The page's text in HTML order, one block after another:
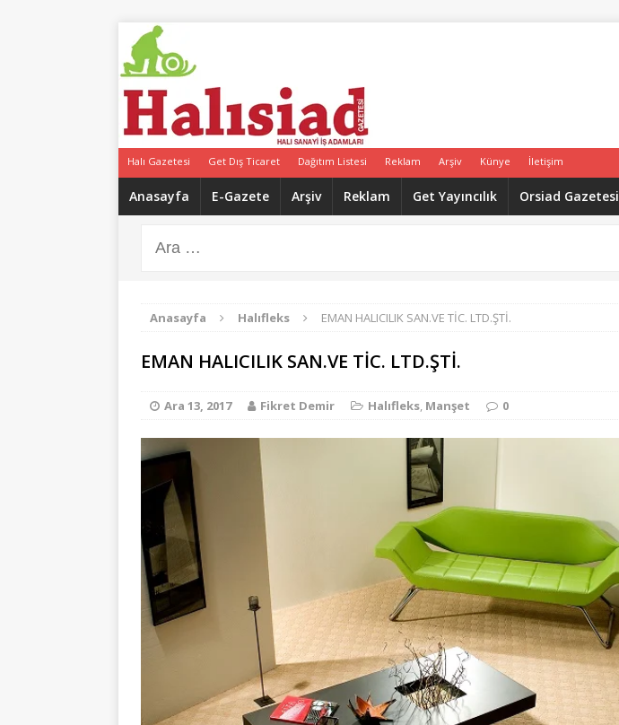
Halı Gazetesi Get Dış Ticaret Dağıtım Listesi Reklam Arşiv Künye İletişim
Anasayfa
E-Gazete Arşiv Reklam Get Yayıncılık Orsiad Gazetesi
Anasayfa Halıfleks EMAN HALICILIK SAN.VE TİC. LTD.ŞTİ.
EMAN HALICILIK SAN.VE TİC. LTD.ŞTİ.
Ara 13, 2017 Fikret Demir Halıfleks, Manşet 0